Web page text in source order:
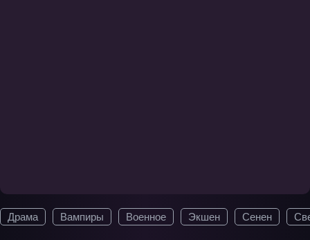
Драма Вампиры Военное Экшен Сенен